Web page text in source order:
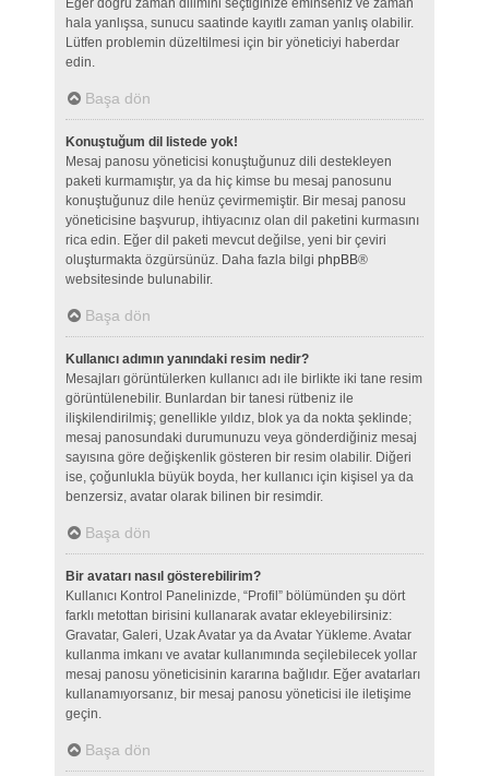
Eğer doğru zaman dilimini seçtiğinize eminseniz ve zaman
hala yanlışsa, sunucu saatinde kayıtlı zaman yanlış olabilir.
Lütfen problemin düzeltilmesi için bir yöneticiyi haberdar
edin.
Başa dön
Konuştuğum dil listede yok!
Mesaj panosu yöneticisi konuştuğunuz dili destekleyen
paketi kurmamıştır, ya da hiç kimse bu mesaj panosunu
konuştuğunuz dile henüz çevirmemiştir. Bir mesaj panosu
yöneticisine başvurup, ihtiyacınız olan dil paketini kurmasını
rica edin. Eğer dil paketi mevcut değilse, yeni bir çeviri
oluşturmakta özgürsünüz. Daha fazla bilgi phpBB®
websitesinde bulunabilir.
Başa dön
Kullanıcı adımın yanındaki resim nedir?
Mesajları görüntülerken kullanıcı adı ile birlikte iki tane resim
görüntülenebilir. Bunlardan bir tanesi rütbeniz ile
ilişkilendirilmiş; genellikle yıldız, blok ya da nokta şeklinde;
mesaj panosundaki durumunuzu veya gönderdiğiniz mesaj
sayısına göre değişkenlik gösteren bir resim olabilir. Diğeri
ise, çoğunlukla büyük boyda, her kullanıcı için kişisel ya da
benzersiz, avatar olarak bilinen bir resimdir.
Başa dön
Bir avatarı nasıl gösterebilirim?
Kullanıcı Kontrol Panelinizde, “Profil” bölümünden şu dört
farklı metottan birisini kullanarak avatar ekleyebilirsiniz:
Gravatar, Galeri, Uzak Avatar ya da Avatar Yükleme. Avatar
kullanma imkanı ve avatar kullanımında seçilebilecek yollar
mesaj panosu yöneticisinin kararına bağlıdır. Eğer avatarları
kullanamıyorsanız, bir mesaj panosu yöneticisi ile iletişime
geçin.
Başa dön